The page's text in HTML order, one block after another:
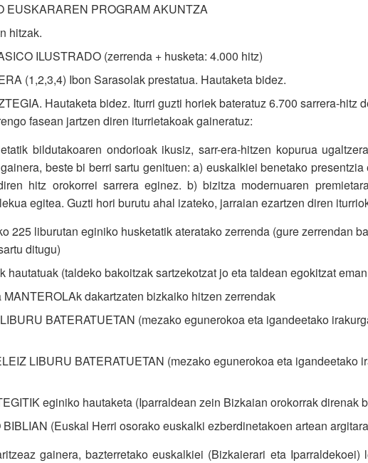
EUSKARAREN PROGRAM AKUNTZA
hitzak.
ILUSTRADO (zerrenda + husketa: 4.000 hitz)
(1,2,3,4) Ibon Sarasolak prestatua. Hautaketa bidez.
Hautaketa bidez. Iturri guzti horiek bateratuz 6.700 sarrera-hitz
fasean jartzen diren iturrietakoak gaineratuz:
bildutakoaren ondorioak ikusiz, sarr-era-hitzen kopurua
beste bi berri sartu genituen: a) euskalkiei benetako
hitz orokorrei sarrera eginez. b) bizitza modernuaren
egitea. Guzti hori burutu ahal izateko, jarraian ezartzen diren
225 liburutan eginiko husketatik ateratako zerrenda (gure zerrendan
ditugu)
hautatuak (taldeko bakoitzak sartzekotzat jo eta taldean egokitzat
dakartzaten bizkaiko hitzen zerrendak
BATERATUETAN (mezako egunerokoa eta igandeetako
LIBURU BATERATUETAN (mezako egunerokoa eta igandeetako
eginiko hautaketa (Iparraldean zein Bizkaian orokorrak direnak
(Euskal Herri osorako euskalki ezberdinetakoen artean
gainera, bazterretako euskalkiei (Bizkaierari eta